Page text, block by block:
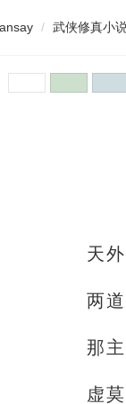
武侠修真小
天
两
那
虚